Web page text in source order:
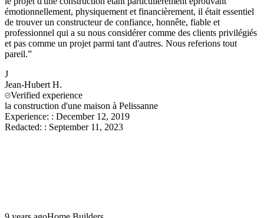
émotionnellement, physiquement et financièrement, il était essentiel
de trouver un constructeur de confiance, honnête, fiable et
professionnel qui a su nous considérer comme des clients privilégiés
et pas comme un projet parmi tant d'autres. Nous referions tout
pareil.”
J
Jean-Hubert H.
Verified experience
la construction d'une maison à Pelissanne
Experience: : December 12, 2019
Redacted: : September 11, 2023